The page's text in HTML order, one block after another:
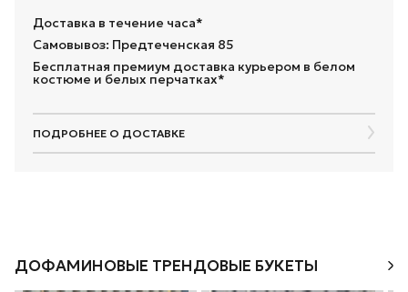
Доставка в течение часа*
Самовывоз: Предтеченская 85
Бесплатная премиум доставка курьером в белом
костюме и белых перчатках*
ПОДРОБНЕЕ О ДОСТАВКЕ
ДОФАМИНОВЫЕ ТРЕНДОВЫЕ БУКЕТЫ